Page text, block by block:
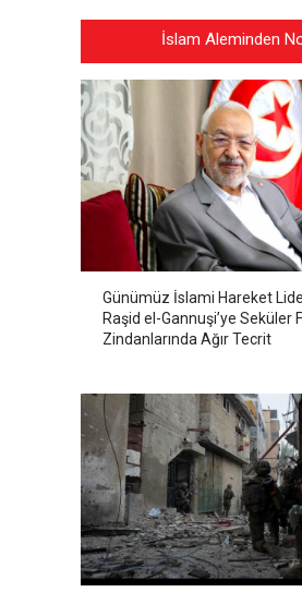
İslam Aleminden
Günümüz İslami Hareket
Raşid el-Gannuşi’ye Seküler
Zindanlarında Ağır Tecrit